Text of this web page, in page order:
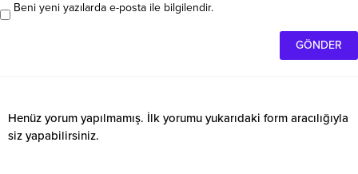
Beni yeni yazılarda e-posta ile bilgilendir.
Henüz yorum yapılmamış. İlk yorumu yukarıdaki form aracılığıyla
siz yapabilirsiniz.